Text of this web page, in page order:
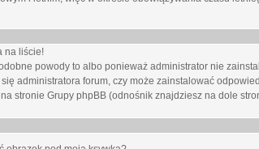
na liście!
powody to albo ponieważ administrator nie
administratora forum, czy może zainstalować
stronie Grupy phpBB (odnośnik znajdziesz na dole